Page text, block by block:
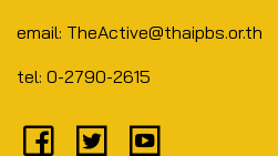
email: TheActive@thaipbs.or.th
tel: 0-2790-2615